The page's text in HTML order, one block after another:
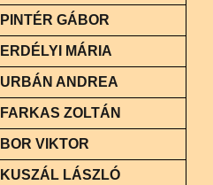
PINTÉR GÁBOR
ERDÉLYI MÁRIA
URBÁN ANDREA
FARKAS ZOLTÁN
BOR VIKTOR
KUSZÁL LÁSZLÓ